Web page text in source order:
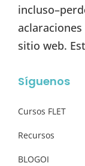
sitio web.
Síguenos
Cursos FLET
Recursos
BLOGOI